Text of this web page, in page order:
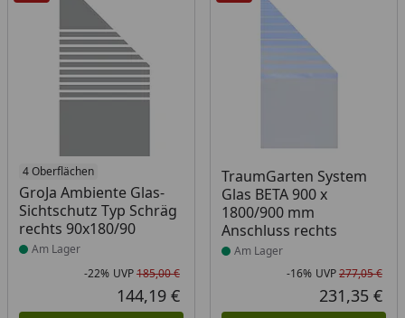
4 Oberflächen
GroJa Ambiente Glas-
Sichtschutz Typ Schräg
rechts 90x180/90
Produkt am Lager
Am Lager
Rabatt in Prozent
-22%
Ursprünglicher Preis
UVP185,00 €
Aktueller Preis
144,19 €
TraumGarten System
Glas BETA 900 x
1800/900 mm
Anschluss rechts
Produkt am Lager
Am Lager
-16% UVP277,05 €
231,35 €